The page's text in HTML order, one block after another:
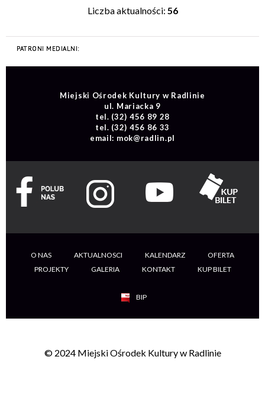
Liczba aktualności: 56
Miejski Ośrodek Kultury w Radlinie
ul. Mariacka 9
tel. (32) 456 89 28
tel. (32) 456 86 33
email: mok@radlin.pl
O NAS AKTUALNOSCI KALENDARZ
OFERTA
PROJEKTY
GALERIA KONTAKT KUP BILET
BIP
© 2024 Miejski Ośrodek Kultury w Radlinie